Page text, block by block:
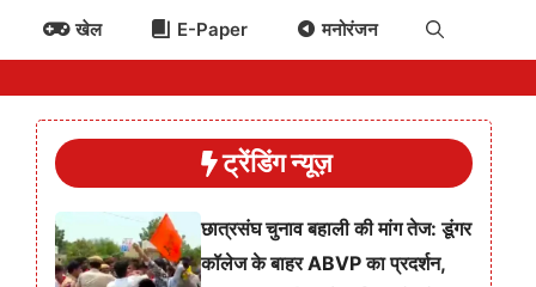
खेल E-Paper मनोरंजन
ट्रेंडिंग न्यूज़
छात्रसंघ चुनाव बहाली की मांग तेज: डूंगर
कॉलेज के बाहर ABVP का प्रदर्शन,